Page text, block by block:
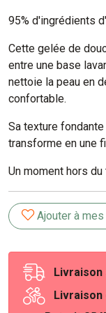
95% d'ingrédients
Cette gelée de
entre une base
nettoie la peau en
confortable.
Sa texture
transforme en une
Un moment hors
Ajouter à
Livraison